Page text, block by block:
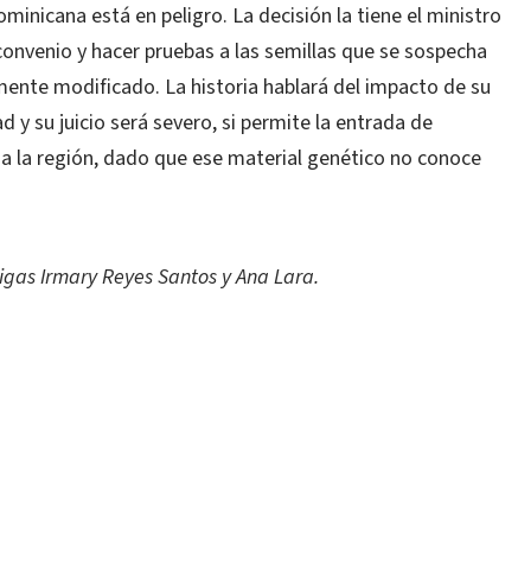
está en peligro. La decisión la tiene el ministro
y hacer pruebas a las semillas que se sospecha
modificado. La historia hablará del impacto de su
y su juicio será severo, si permite la entrada de
la región, dado que ese material genético no conoce
Irmary Reyes Santos y Ana Lara.